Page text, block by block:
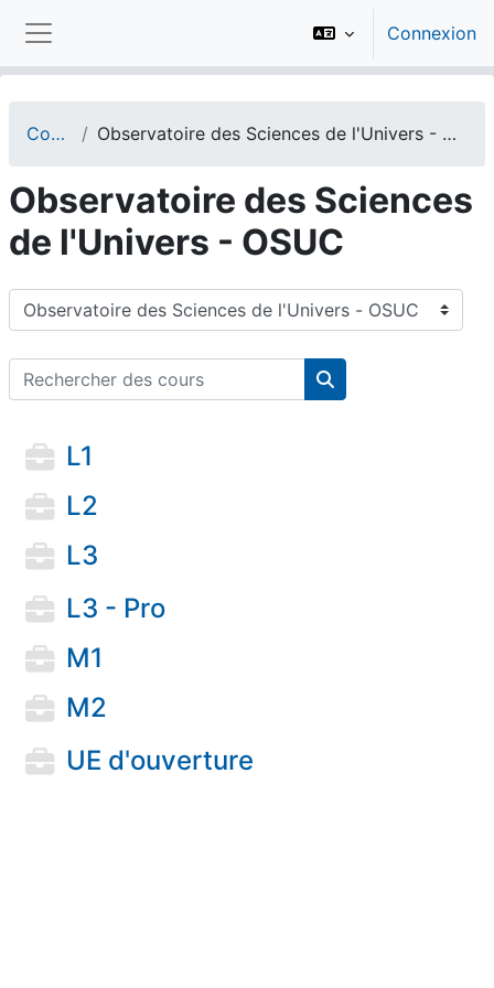
Panneau latéral
Connexion
Cours Observatoire des Sciences de l'Univers - OSUC
Observatoire des Sciences
de l'Univers - OSUC
Catégories de cours
Rechercher des cours
Rechercher des
L1
L2
L3
L3 - Pro
M1
M2
UE d'ouverture